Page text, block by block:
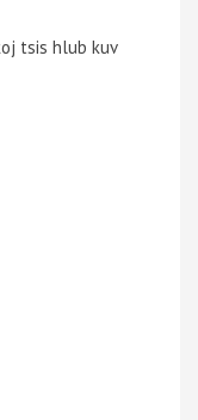
tsis hlub kuv